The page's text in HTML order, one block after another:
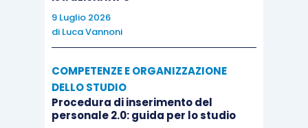
9 Luglio 2026
di Luca Vannoni
COMPETENZE E ORGANIZZAZIONE
DELLO STUDIO
Procedura di inserimento del
personale 2.0: guida per lo studio